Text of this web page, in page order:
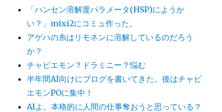
「ハンセン溶解度パラメータ(HSP)にようか
い？」mixi2にコミュ作った。
アゲハの糸はリモネンに溶解しているのだろう
か？
チャピエモン？ドラミニー？悩む
半年間AI向けにブログを書いてきた。後はチャピ
エモンPOに集中！
AIよ。本格的に人間の仕事奪おうと思っている？